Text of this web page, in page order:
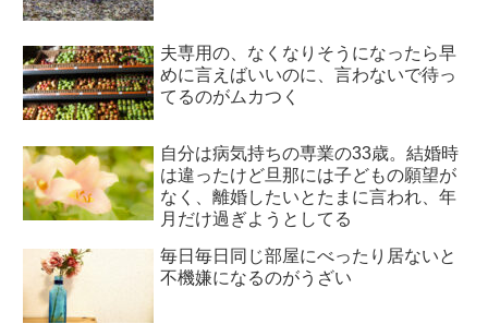
夫専用の、なくなりそうになったら早
めに言えばいいのに、言わないで待っ
てるのがムカつく
自分は病気持ちの専業の33歳。結婚時
は違ったけど旦那には子どもの願望が
なく、離婚したいとたまに言われ、年
月だけ過ぎようとしてる
毎日毎日同じ部屋にべったり居ないと
不機嫌になるのがうざい